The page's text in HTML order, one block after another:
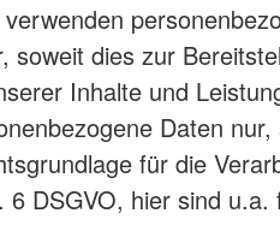
soweit dies zur
Inhalte und
Daten
für die
DSGVO, hier sind